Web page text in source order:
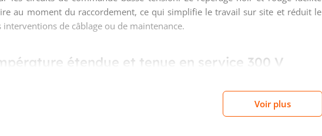
au moment du raccordement, ce qui simplifie le travail sur site et réduit le
interventions de câblage ou de maintenance.
étendue et tenue en service 300 V
nominale de 300 V, ce câble peut être utilisé dans de nombreux circuits de
Sa plage de température de service de -30 °C à 105 °C permet une
installations exposées à des conditions thermiques variables. Cette amplitude
Voir plus